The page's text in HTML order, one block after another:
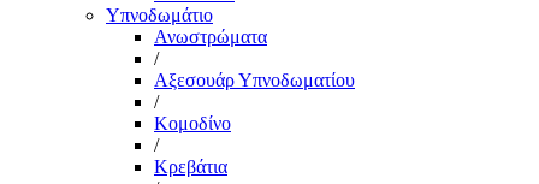
Υπνοδωμάτιο
Ανωστρώματα
/
Αξεσουάρ Υπνοδωματίου
/
Κομοδίνο
/
Κρεβάτια